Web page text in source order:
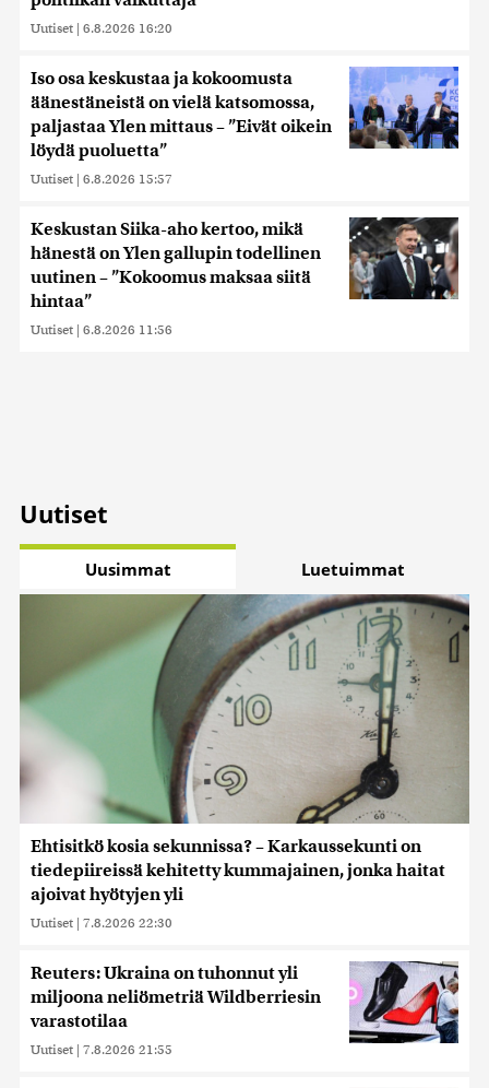
Uutiset | 6.8.2026 16:20
Iso osa keskustaa ja kokoomusta
äänestäneistä on vielä katsomossa,
paljastaa Ylen mittaus – ”Eivät oikein
löydä puoluetta”
Uutiset | 6.8.2026 15:57
Keskustan Siika-aho kertoo, mikä
hänestä on Ylen gallupin todellinen
uutinen – ”Kokoomus maksaa siitä
hintaa”
Uutiset | 6.8.2026 11:56
Uutiset
Uusimmat Luetuimmat
Ehtisitkö kosia sekunnissa? – Karkaussekunti on
tiedepiireissä kehitetty kummajainen, jonka haitat
ajoivat hyötyjen yli
Uutiset | 7.8.2026 22:30
Reuters: Ukraina on tuhonnut yli
miljoona neliömetriä Wildberriesin
varastotilaa
Uutiset | 7.8.2026 21:55